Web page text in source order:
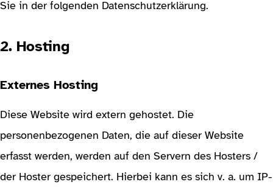
Sie in der folgenden Datenschutzerklärung.
2. Hosting
Externes Hosting
Diese Website wird extern gehostet. Die
personenbezogenen Daten, die auf dieser Website
erfasst werden, werden auf den Servern des Hosters /
der Hoster gespeichert. Hierbei kann es sich v. a. um IP-